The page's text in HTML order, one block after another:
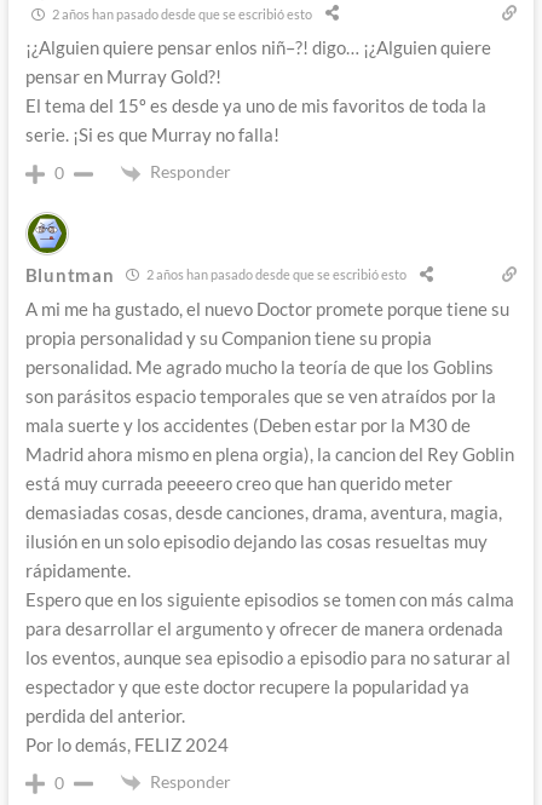
2 años han pasado desde que se escribió esto
¡¿Alguien quiere pensar enlos niñ–?! digo… ¡¿Alguien quiere
pensar en Murray Gold?!
El tema del 15º es desde ya uno de mis favoritos de toda la
serie. ¡Si es que Murray no falla!
0 Responder
Bluntman 2 años han pasado desde que se escribió esto
A mi me ha gustado, el nuevo Doctor promete porque tiene su
propia personalidad y su Companion tiene su propia
personalidad. Me agrado mucho la teoría de que los Goblins
son parásitos espacio temporales que se ven atraídos por la
mala suerte y los accidentes (Deben estar por la M30 de
Madrid ahora mismo en plena orgia), la cancion del Rey Goblin
está muy currada peeeero creo que han querido meter
demasiadas cosas, desde canciones, drama, aventura, magia,
ilusión en un solo episodio dejando las cosas resueltas muy
rápidamente.
Espero que en los siguiente episodios se tomen con más calma
para desarrollar el argumento y ofrecer de manera ordenada
los eventos, aunque sea episodio a episodio para no saturar al
espectador y que este doctor recupere la popularidad ya
perdida del anterior.
Por lo demás, FELIZ 2024
0 Responder